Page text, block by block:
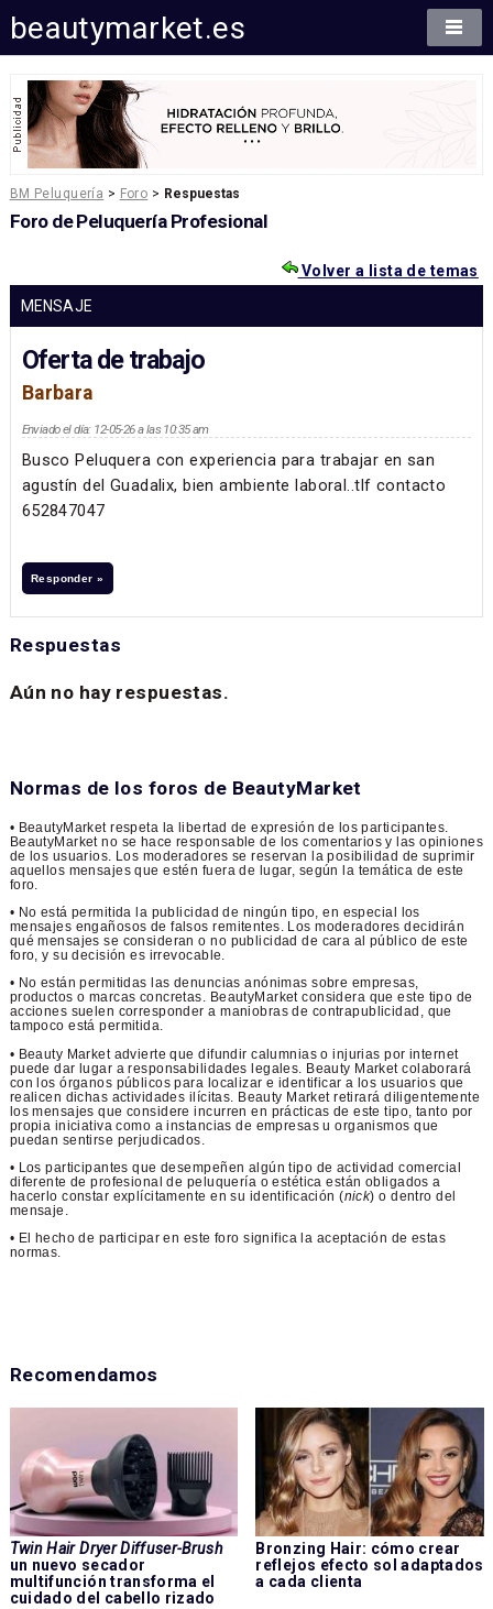
beautymarket.es
BM Peluquería > Foro > Respuestas
Foro de Peluquería Profesional
Volver a lista de temas
MENSAJE
Oferta de trabajo
Barbara
Enviado el día: 12-05-26 a las 10:35 am
Busco Peluquera con experiencia para trabajar en san
agustín del Guadalix, bien ambiente laboral..tlf contacto
652847047
Responder »
Respuestas
Aún no hay respuestas.
Normas de los foros de BeautyMarket
• BeautyMarket respeta la libertad de expresión de los participantes.
BeautyMarket no se hace responsable de los comentarios y las opiniones
de los usuarios. Los moderadores se reservan la posibilidad de suprimir
aquellos mensajes que estén fuera de lugar, según la temática de este
foro.
• No está permitida la publicidad de ningún tipo, en especial los
mensajes engañosos de falsos remitentes. Los moderadores decidirán
qué mensajes se consideran o no publicidad de cara al público de este
foro, y su decisión es irrevocable.
• No están permitidas las denuncias anónimas sobre empresas,
productos o marcas concretas. BeautyMarket considera que este tipo de
acciones suelen corresponder a maniobras de contrapublicidad, que
tampoco está permitida.
• Beauty Market advierte que difundir calumnias o injurias por internet
puede dar lugar a responsabilidades legales. Beauty Market colaborará
con los órganos públicos para localizar e identificar a los usuarios que
realicen dichas actividades ilícitas. Beauty Market retirará diligentemente
los mensajes que considere incurren en prácticas de este tipo, tanto por
propia iniciativa como a instancias de empresas u organismos que
puedan sentirse perjudicados.
• Los participantes que desempeñen algún tipo de actividad comercial
diferente de profesional de peluquería o estética están obligados a
hacerlo constar explícitamente en su identificación (nick) o dentro del
mensaje.
• El hecho de participar en este foro significa la aceptación de estas
normas.
Recomendamos
Twin Hair Dryer Diffuser-Brush
un nuevo secador
multifunción transforma el
cuidado del cabello rizado
Bronzing Hair: cómo crear
reflejos efecto sol adaptados
a cada clienta